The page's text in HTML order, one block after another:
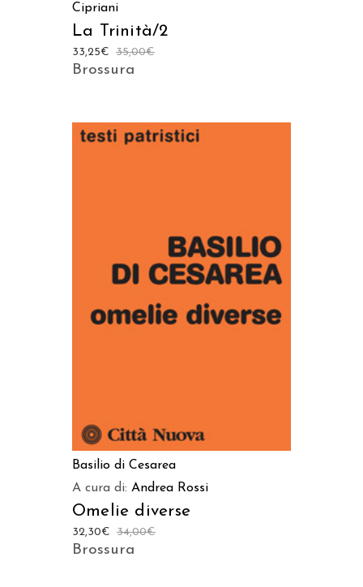
Cipriani
La Trinità/2
35,00€
33,25€
Brossura
AGGIUNGI AL CARRELLO
Basilio di Cesarea
A cura di: Andrea Rossi
Omelie diverse
34,00€
32,30€
Brossura